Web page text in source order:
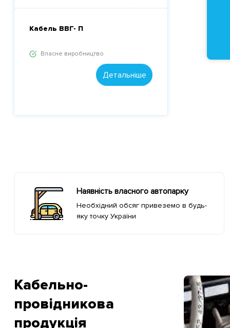
Кабель ВВГ- П
Власне виробництво
Детальніше
Наявність власного автопарку
Необхідний обсяг привеземо в будь-
яку точку України
Кабельно-
провідникова
продукція
нагрівання проводу під дією